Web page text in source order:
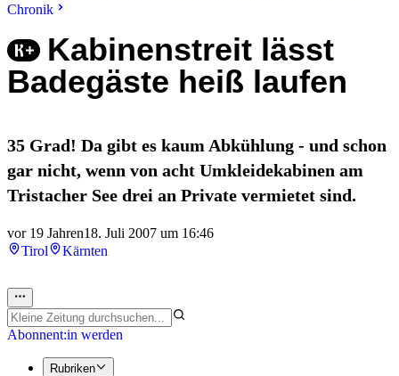
Chronik
Kabinenstreit lässt
Badegäste heiß laufen
35 Grad! Da gibt es kaum Abkühlung - und schon
gar nicht, wenn von acht Umkleidekabinen am
Tristacher See drei an Private vermietet sind.
vor 19 Jahren18. Juli 2007 um 16:46
Tirol
Kärnten
Abonnent:in werden
Rubriken